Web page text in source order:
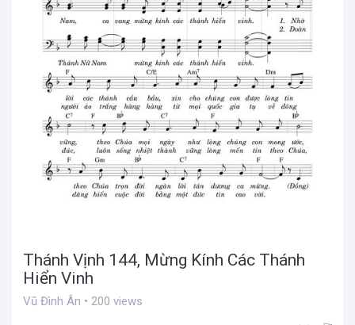
Thánh Vịnh 144, Mừng Kính Các Thánh
Hiển Vinh
Vũ Đình Ân • 200 views